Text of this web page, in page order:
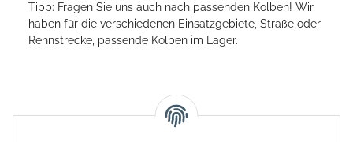
Tipp: Fragen Sie uns auch nach passenden Kolben! Wir
haben für die verschiedenen Einsatzgebiete, Straße oder
Rennstrecke, passende Kolben im Lager.